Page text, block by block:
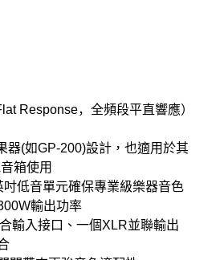
Response，全頻段平直響應）
器(如GP-200)設計，也適用於其
音箱使用
吋低音單元確保專業級樂器音色
輸出功率
輸入接口、一個XLR並聯輸出